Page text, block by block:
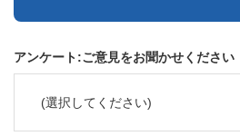
アンケート:ご意見をお聞かせください
(選択してください)